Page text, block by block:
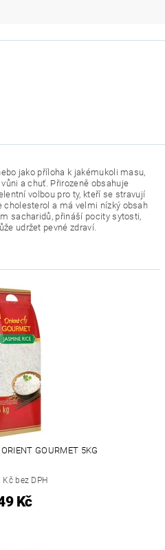
jako příloha k jakémukoli masu,
a chuť. Přirozeně obsahuje
volbou pro ty, kteří se stravují
cholesterol a má velmi nízký obsah
sacharidů, přináší pocity sytosti,
udržet pevné zdraví.
GOURMET 5KG
bez DPH
Kč